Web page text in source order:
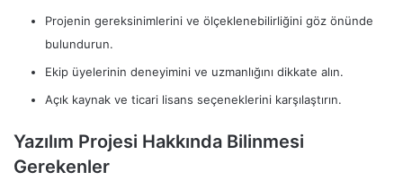
Projenin gereksinimlerini ve ölçeklenebilirliğini göz önünde
bulundurun.
Ekip üyelerinin deneyimini ve uzmanlığını dikkate alın.
Açık kaynak ve ticari lisans seçeneklerini karşılaştırın.
Yazılım Projesi Hakkında Bilinmesi
Gerekenler